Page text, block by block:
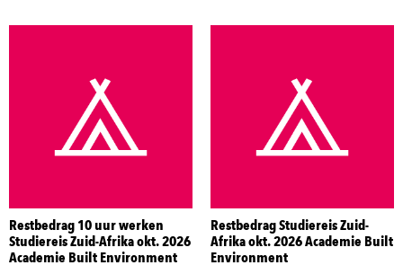
Restbedrag 10 uur werken
Studiereis Zuid-Afrika okt. 2026
Academie Built Environment
Restbedrag Studiereis Zuid-
Afrika okt. 2026 Academie Built
Environment